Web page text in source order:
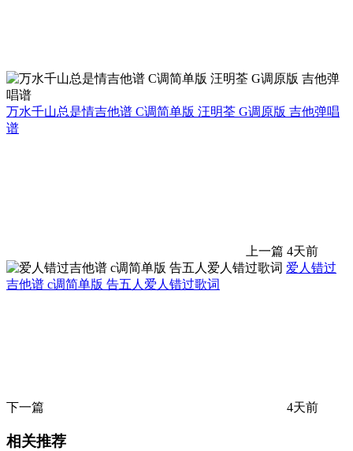
万水千山总是情吉他谱 C调简单版 汪明荃 G调原版 吉他弹唱
谱
上一篇 4天前
爱人错过
吉他谱 c调简单版 告五人爱人错过歌词
下一篇 4天前
相关推荐